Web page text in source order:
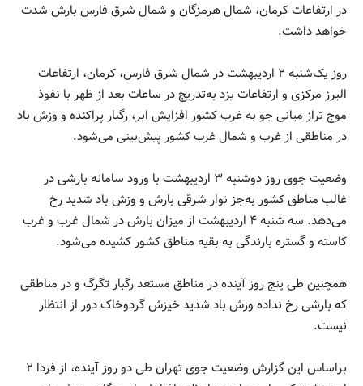
در ارتفاعات کرمان، شمال هرمزگان و شمال شرق فارس بارش شدت
خواهد داشت.
روز یک‌شنبه ۲ اردیبهشت در شمال شرق فارس، کرمان، ارتفاعات
البرز مرکزی و ارتفاعات یزد به‌تدریج در ساعات بعد از ظهر با نفوذ
موج تراز میانی جو به غرب کشور افزایش ابر، رگبار پراکنده و وزش باد
در مناطقی از غرب و شمال غرب کشور پیش‌بینی می‌شود.
وضعیت جوی روز دوشنبه ۳ اردیبهشت با ورود سامانه بارشی در
غالب مناطق کشور به‌جز نوار شرقی بارش و وزش باد شدید رخ
می‌دهد. سه شنبه ۴ اردیبهشت از میزان بارش در شمال غرب و غرب
کاسته و گستره بارندگی به بقیه مناطق کشور کشیده می‌شود.
همچنین طی پنج روز آینده در مناطق مستعد رگبار تگرگ و در مناطقی
که بارشی رخ نداده وزش باد شدید خیزش گردوخاک دور از انتظار
نیست.
براساس این گزارش وضعیت جوی تهران طی دو روز آینده، از فردا ۲